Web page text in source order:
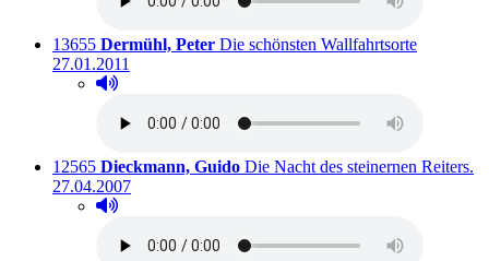
Titelnummer:
13655 von
Dermühl, Peter: Die schönsten Wallfahrtsorte
27.01.2011
Hörprobe abspielen
Hörprobe von Die schönsten Wallfahrtsorte
Titelnummer:
12565 von
Dieckmann, Guido: Die Nacht des steinernen Reiters.
27.04.2007
Hörprobe abspielen
Hörprobe von Die Nacht des steinernen Reiters.